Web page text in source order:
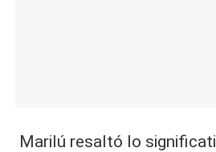
Marilú resaltó lo